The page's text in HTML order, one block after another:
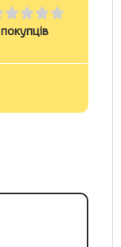
покупців